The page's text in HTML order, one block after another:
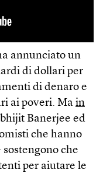
annunciato un
di dollari per
di denaro e
ai poveri. Ma in
Banerjee ed
che hanno
che
per aiutare le